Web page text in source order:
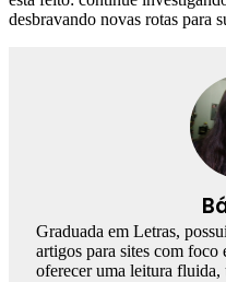
desbravando novas rotas para
Graduada em Letras,
artigos para sites com foco
oferecer uma leitura fluida,